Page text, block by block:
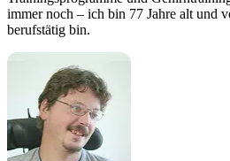
immer noch – ich bin 77 Jahre alt und
berufstätig bin.